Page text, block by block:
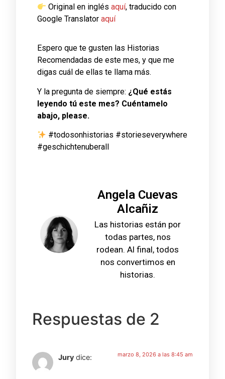
Original en inglésaquí, traducido con
Google Translator aquí
Espero que te gusten las Historias
Recomendadas de este mes, y que me
digas cuál de ellas te llama más.
Y la pregunta de siempre: ¿Qué estás
leyendo tú este mes? Cuéntamelo
abajo, please.
#todosonhistorias #storieseverywhere
#geschichtenuberall
Angela Cuevas
Alcañiz
Las historias están por
todas partes, nos
rodean. Al final, todos
nos convertimos en
historias.
Respuestas de 2
Jury dice: marzo 8, 2026 a las 8:45 am